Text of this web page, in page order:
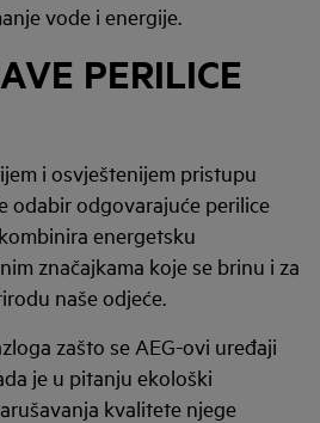
vode i energije.
PERILICE
i osvještenijem pristupu
odabir odgovarajuće perilice
energetsku
značajkama koje se brinu i za
naše odjeće.
zašto se AEG-ovi uređaji
je u pitanju ekološki
kvalitete njege